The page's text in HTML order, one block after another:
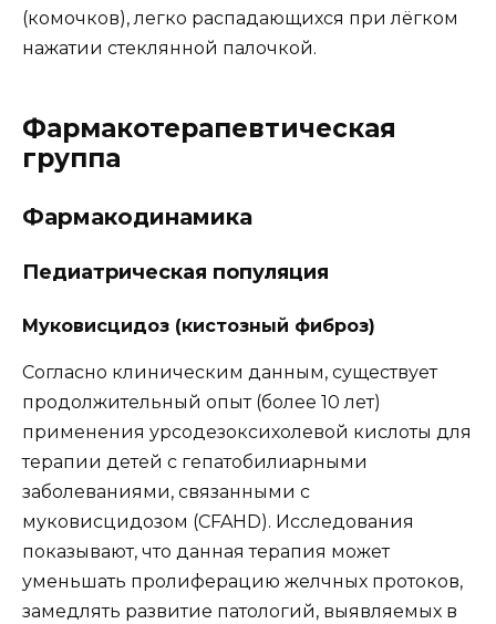
(комочков), легко распадающихся при лёгком
нажатии стеклянной палочкой.
Фармакотерапевтическая
группа
Фармакодинамика
Педиатрическая популяция
Муковисцидоз (кистозный фиброз)
Согласно клиническим данным, существует
продолжительный опыт (более 10 лет)
применения урсодезоксихолевой кислоты для
терапии детей с гепатобилиарными
заболеваниями, связанными с
муковисцидозом (CFAHD). Исследования
показывают, что данная терапия может
уменьшать пролиферацию желчных протоков,
замедлять развитие патологий, выявляемых в